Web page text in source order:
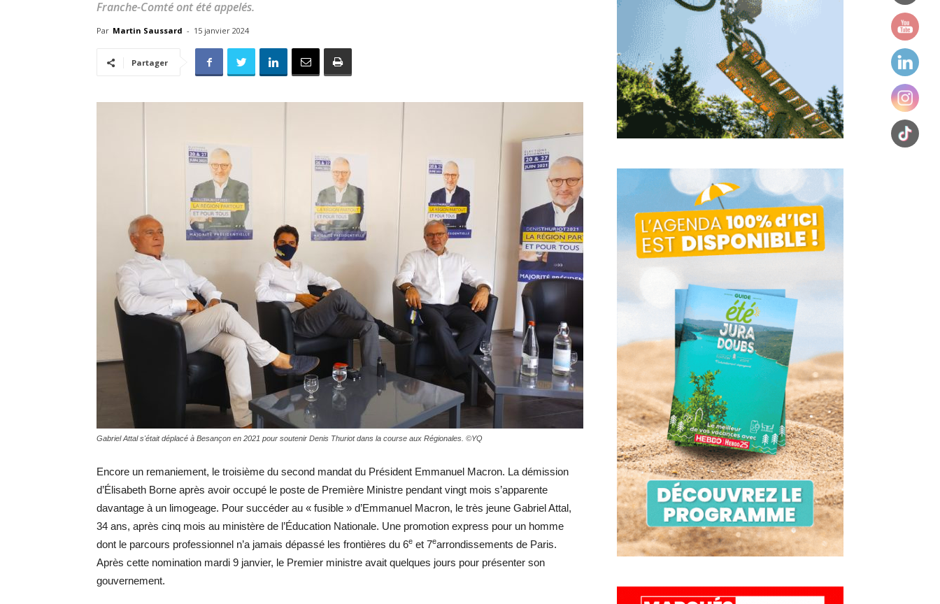
–
Hebdo25
Franche-Comté ont été appelés.
Par Martin Saussard - 15 janvier 2024
Partager
Gabriel Attal s'était déplacé à Besançon en 2021 pour soutenir Denis Thuriot dans la course aux Régionales. ©YQ
Encore un remaniement, le troisième du second mandat du Président Emmanuel Macron. La démission
d’Élisabeth Borne après avoir occupé le poste de Première Ministre pendant vingt mois s’apparente
davantage à un limogeage. Pour succéder au « fusible » d’Emmanuel Macron, le très jeune Gabriel Attal,
34 ans, après cinq mois au ministère de l’Éducation Nationale. Une promotion express pour un homme
dont le parcours professionnel n’a jamais dépassé les frontières du 6e et 7earrondissements de Paris.
Après cette nomination mardi 9 janvier, le Premier ministre avait quelques jours pour présenter son
gouvernement.